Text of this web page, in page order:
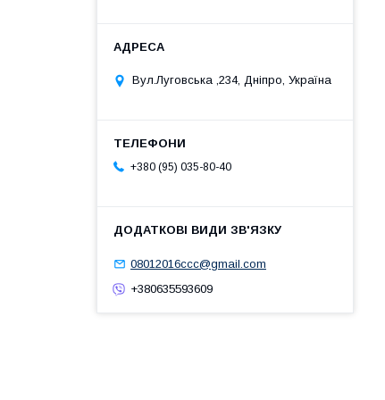
Вул.Луговська ,234, Дніпро, Україна
+380 (95) 035-80-40
08012016ccc@gmail.com
+380635593609